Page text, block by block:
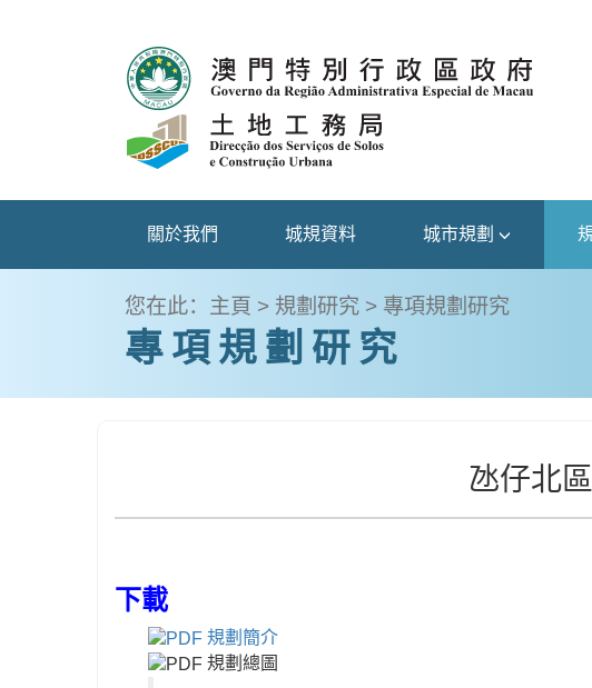
關於我們 城規資料 城市規劃
您在此： 主頁 > 規劃研究 > 專項規劃研究
專項規劃研究
氹仔北
下載
規劃簡介
規劃總圖